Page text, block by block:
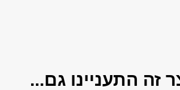
זה התעניינו גם...